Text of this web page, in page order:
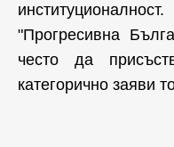
"Прогресивна
често да
категорично заяви